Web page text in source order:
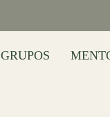
GRUPOS